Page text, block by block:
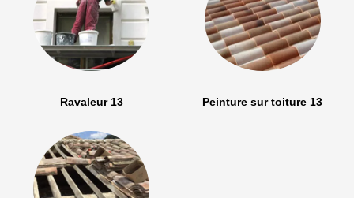
Ravaleur 13 Peinture sur toiture 13